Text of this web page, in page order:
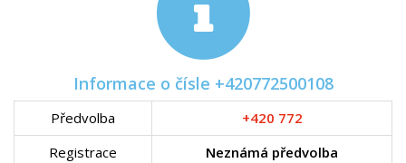
Informace o čísle +420772500108
Předvolba
+420 772
Registrace
Neznámá předvolba